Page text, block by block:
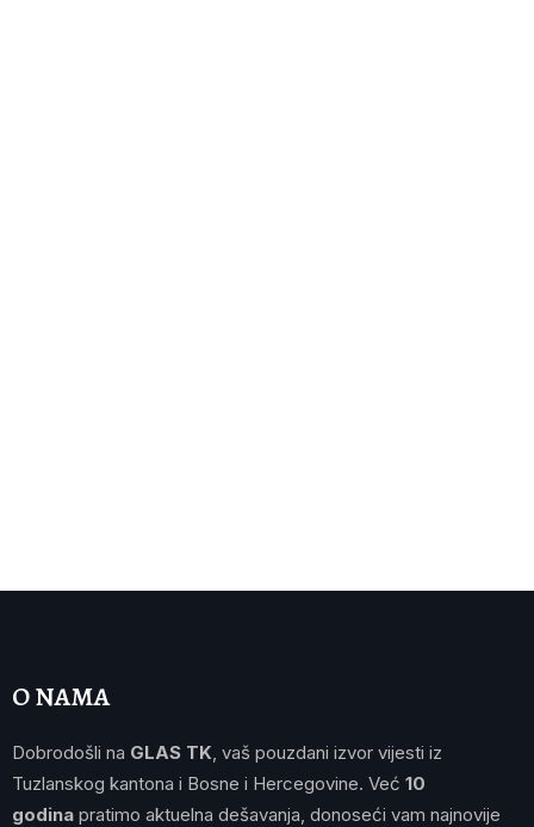
O NAMA
Dobrodošli na GLAS TK , vaš pouzdani izvor vijesti iz
Tuzlanskog kantona i Bosne i Hercegovine. Već 10
godina pratimo aktuelna dešavanja, donoseći vam najnovije